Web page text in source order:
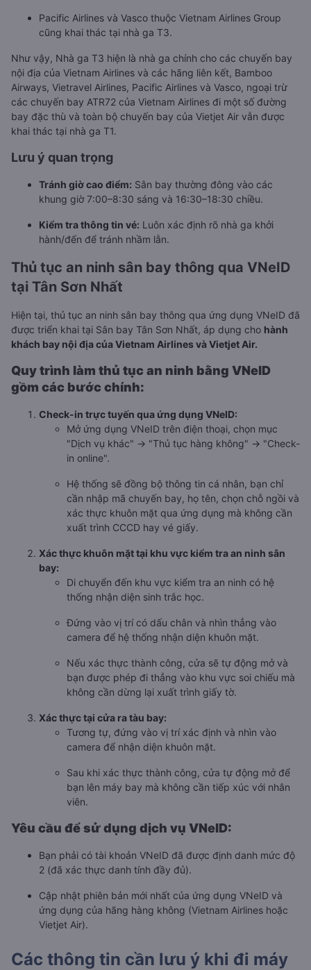
Pacific Airlines và Vasco thuộc Vietnam Airlines Group
cũng khai thác tại nhà ga T3.
Như vậy, Nhà ga T3 hiện là nhà ga chính cho các chuyến bay
nội địa của Vietnam Airlines và các hãng liên kết, Bamboo
Airways, Vietravel Airlines, Pacific Airlines và Vasco, ngoại trừ
các chuyến bay ATR72 của Vietnam Airlines đi một số đường
bay đặc thù và toàn bộ chuyến bay của Vietjet Air vẫn được
khai thác tại nhà ga T1.
Lưu ý quan trọng
Tránh giờ cao điểm: Sân bay thường đông vào các
khung giờ 7:00–8:30 sáng và 16:30–18:30 chiều.
Kiểm tra thông tin vé: Luôn xác định rõ nhà ga khởi
hành/đến để tránh nhầm lẫn.
Thủ tục an ninh sân bay thông qua VNeID
tại Tân Sơn Nhất
Hiện tại, thủ tục an ninh sân bay thông qua ứng dụng VNeID đã
được triển khai tại Sân bay Tân Sơn Nhất, áp dụng cho hành
khách bay nội địa của Vietnam Airlines và Vietjet Air.
Quy trình làm thủ tục an ninh bằng VNeID
gồm các bước chính:
Check-in trực tuyến qua ứng dụng VNeID:
Mở ứng dụng VNeID trên điện thoại, chọn mục
"Dịch vụ khác" → "Thủ tục hàng không" → "Check-
in online".
Hệ thống sẽ đồng bộ thông tin cá nhân, bạn chỉ
cần nhập mã chuyến bay, họ tên, chọn chỗ ngồi và
xác thực khuôn mặt qua ứng dụng mà không cần
xuất trình CCCD hay vé giấy.
Xác thực khuôn mặt tại khu vực kiểm tra an ninh sân
bay:
Di chuyển đến khu vực kiểm tra an ninh có hệ
thống nhận diện sinh trắc học.
Đứng vào vị trí có dấu chân và nhìn thẳng vào
camera để hệ thống nhận diện khuôn mặt.
Nếu xác thực thành công, cửa sẽ tự động mở và
bạn được phép đi thẳng vào khu vực soi chiếu mà
không cần dừng lại xuất trình giấy tờ.
Xác thực tại cửa ra tàu bay:
Tương tự, đứng vào vị trí xác định và nhìn vào
camera để nhận diện khuôn mặt.
Sau khi xác thực thành công, cửa tự động mở để
bạn lên máy bay mà không cần tiếp xúc với nhân
viên.
Yêu cầu để sử dụng dịch vụ VNeID:
Bạn phải có tài khoản VNeID đã được định danh mức độ
2 (đã xác thực danh tính đầy đủ).
Cập nhật phiên bản mới nhất của ứng dụng VNeID và
ứng dụng của hãng hàng không (Vietnam Airlines hoặc
Vietjet Air).
Các thông tin cần lưu ý khi đi máy